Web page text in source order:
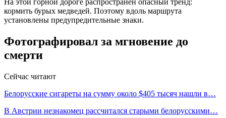
кормить бурых медведей. Поэтому вдоль маршрута
установлены предупредительные знаки.
Фотографировал за мгновение до
смерти
Сейчас читают
Белорусские сигареты на сумму около $405 тысяч нашли в…
В Австрии незнакомец рассчитался старыми белорусскими…